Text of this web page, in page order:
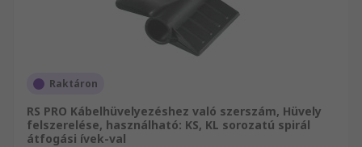
Raktáron
RS PRO Kábelhüvelyezéshez való szerszám, Hüvely
felszerelése, használható: KS, KL sorozatú spirál
átfogási ívek-val